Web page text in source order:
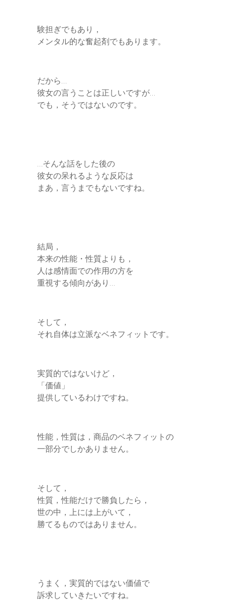
験担ぎでもあり，
メンタル的な奮起剤でもあります。
だから…
彼女の言うことは正しいですが…
でも，そうではないのです。
…そんな話をした後の
彼女の呆れるような反応は
まあ，言うまでもないですね。
結局，
本来の性能・性質よりも，
人は感情面での作用の方を
重視する傾向があり…
そして，
それ自体は立派なベネフィットです。
実質的ではないけど，
「価値」
提供しているわけですね。
性能，性質は，商品のベネフィットの
一部分でしかありません。
そして，
性質，性能だけで勝負したら，
世の中，上には上がいて，
勝てるものではありません。
うまく，実質的ではない価値で
訴求していきたいですね。